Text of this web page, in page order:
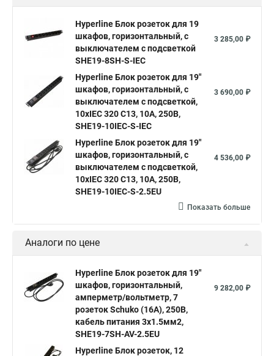
Hyperline Блок розеток для 19
шкафов, горизонтальный, с
выключателем с подсветкой
SHE19-8SH-S-IEC
3 285,00 ₽
Hyperline Блок розеток для 19"
шкафов, горизонтальный, с
выключателем с подсветкой,
10хIEC 320 C13, 10A, 250В,
SHE19-10IEC-S-IEC
3 690,00 ₽
Hyperline Блок розеток для 19"
шкафов, горизонтальный, с
выключателем с подсветкой,
10хIEC 320 C13, 10A, 250В,
SHE19-10IEC-S-2.5EU
4 536,00 ₽
Показать больше
Аналоги по цене
Hyperline Блок розеток для 19"
шкафов, горизонтальный,
амперметр/вольтметр, 7
розеток Schuko (16A), 250В,
кабель питания 3х1.5мм2,
SHE19-7SH-AV-2.5EU
9 282,00 ₽
Hyperline Блок розеток, 12